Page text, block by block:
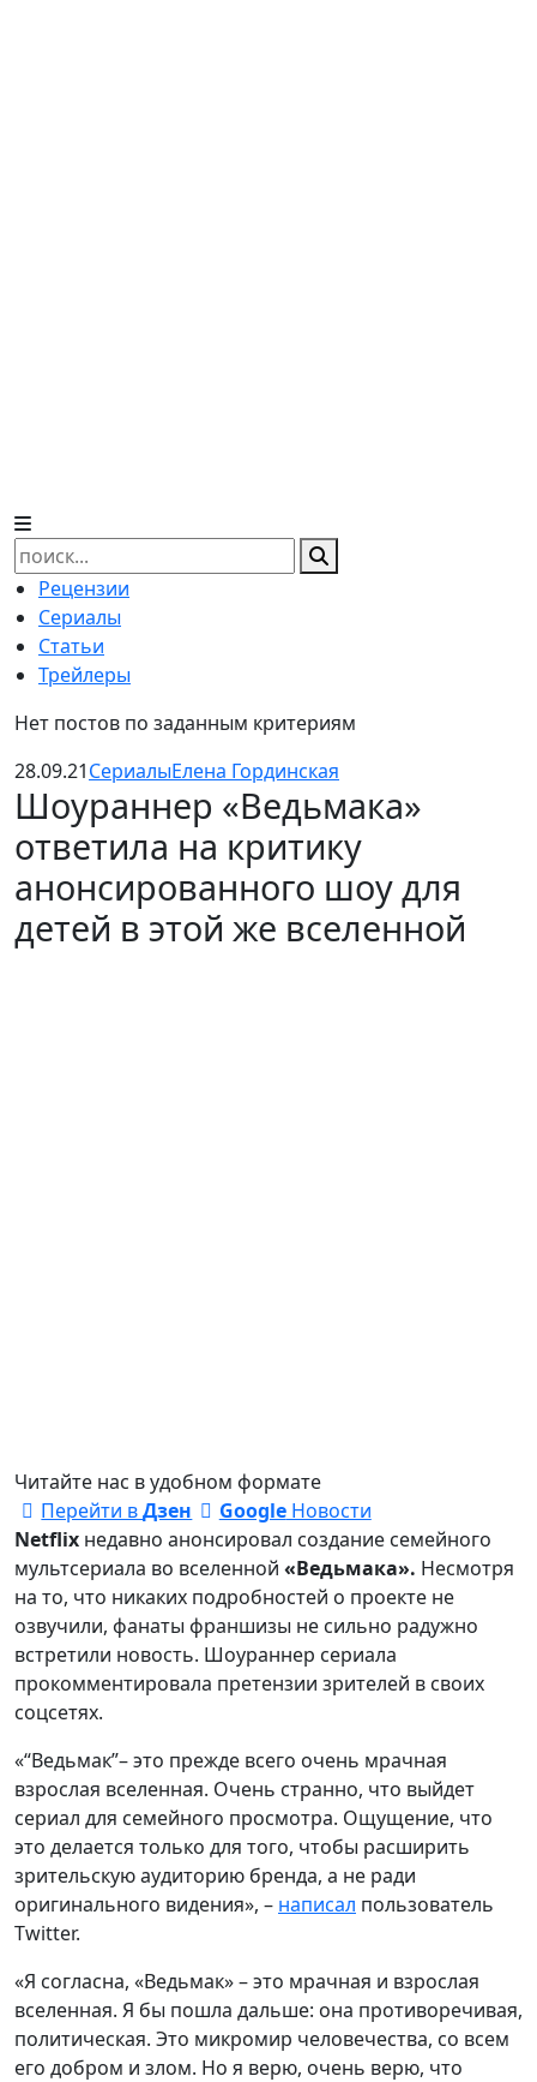
Найти:
Рецензии
Сериалы
Статьи
Трейлеры
Нет постов по заданным критериям
28.09.21СериалыЕлена Гординская
Шоураннер «Ведьмака»
ответила на критику
анонсированного шоу для
детей в этой же вселенной
Читайте нас в удобном формате
Перейти вДзен GoogleНовости
Netflix недавно анонсировал создание семейного
мультсериала во вселенной «Ведьмака». Несмотря
на то, что никаких подробностей о проекте не
озвучили, фанаты франшизы не сильно радужно
встретили новость. Шоураннер сериала
прокомментировала претензии зрителей в своих
соцсетях.
«“Ведьмак”– это прежде всего очень мрачная
взрослая вселенная. Очень странно, что выйдет
сериал для семейного просмотра. Ощущение, что
это делается только для того, чтобы расширить
зрительскую аудиторию бренда, а не ради
оригинального видения», – написал пользователь
Twitter.
«Я согласна, «Ведьмак» – это мрачная и взрослая
вселенная. Я бы пошла дальше: она противоречивая,
политическая. Это микромир человечества, со всем
его добром и злом. Но я верю, очень верю, что